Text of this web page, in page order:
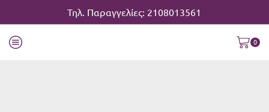
Τηλ. Παραγγελίες: 2108013561
0